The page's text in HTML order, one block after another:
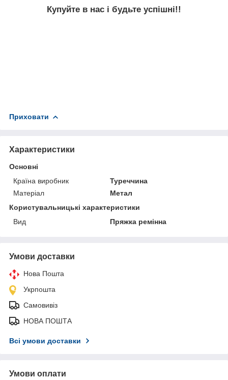
Купуйте в нас і будьте успішні!!
Приховати
Характеристики
Основні
Країна виробник
Туреччина
Матеріал
Метал
Користувальницькі характеристики
Вид
Пряжка ремінна
Умови доставки
Нова Пошта
Укрпошта
Самовивіз
НОВА ПОШТА
Всі умови доставки
Умови оплати